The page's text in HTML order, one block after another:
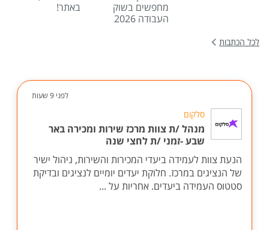
מחפשים בשוק
העבודה 2026
באתר!
לכל הכתבות
לפני 9 שעות
סלקום
מנהל /ת צוות מרכז שירות ומכירה באר
שבע -זמני /ת לחצי שנה
הנעת צוות לעמידה ביעדי המכירות והשירות, ניהול ישיר
של הנציגים במרכז. חלוקת יעדים יומיים לנציגים ובדיקת
סטטוס העמידה ביעדים. אחריות על ...